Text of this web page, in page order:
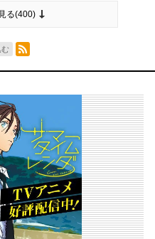
る(400)
RSSフィード